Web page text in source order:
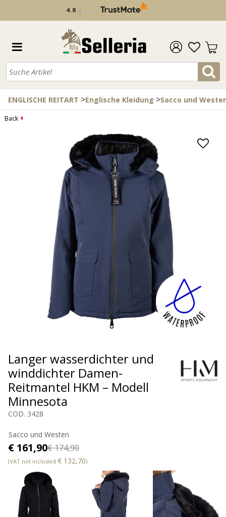
4.8 5 verifiziert durch
ENGLISCHE REITART >Englische Kleidung >Sacco und
Back
Langer wasserdichter und
winddichter Damen-
Reitmantel HKM – Modell
Minnesota
COD. 3428
Sacco und Westen
€ 161,90€ 174,90
(VAT not included € 132,70)